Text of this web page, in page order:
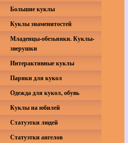
Большие куклы
Куклы знаменитостей
Младенцы-обезьянки. Куклы-
зверушки
Интерактивные куклы
Парики для кукол
Одежда для кукол, обувь
Куклы на юбилей
Статуэтки людей
Статуэтки ангелов